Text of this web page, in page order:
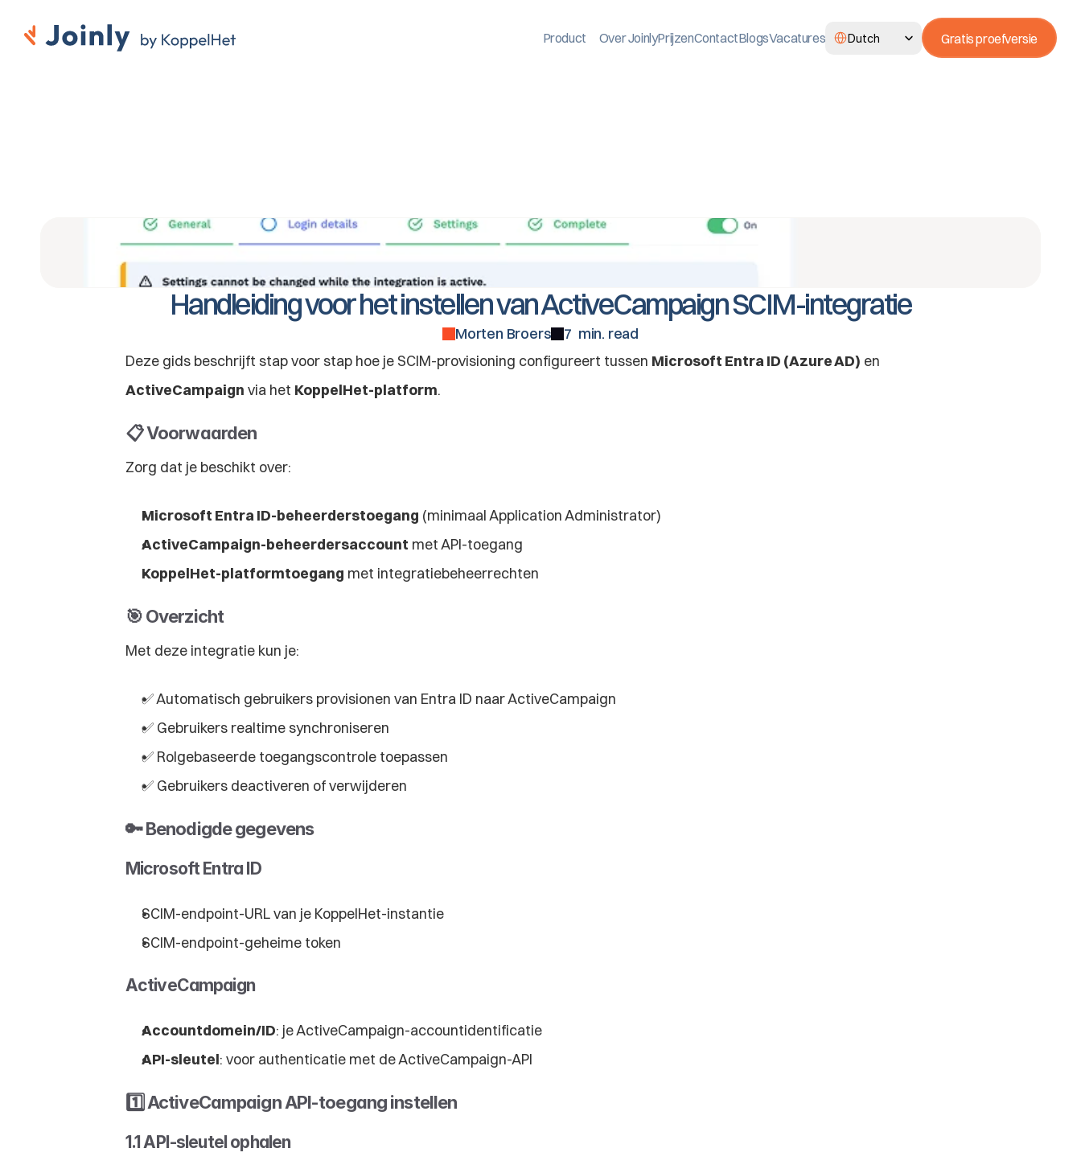
Handleiding voor het instellen van ActiveCampaign SCIM-integratie
Morten Broers
7  min. read
Deze gids beschrijft stap voor stap hoe je SCIM-provisioning configureert tussen Microsoft Entra ID (Azure AD)
ActiveCampaign via het KoppelHet-platform.
📋 Voorwaarden
Zorg dat je beschikt over:
Microsoft Entra ID-beheerderstoegang (minimaal Application Administrator)
ActiveCampaign-beheerdersaccount met API-toegang
KoppelHet-platformtoegang met integratiebeheerrechten
🎯 Overzicht
Met deze integratie kun je:
✅ Automatisch gebruikers provisionen van Entra ID naar ActiveCampaign
✅ Gebruikers realtime synchroniseren
✅ Rolgebaseerde toegangscontrole toepassen
✅ Gebruikers deactiveren of verwijderen
🔑 Benodigde gegevens
Microsoft Entra ID
SCIM-endpoint-URL van je KoppelHet-instantie
SCIM-endpoint-geheime token
ActiveCampaign
Accountdomein/ID: je ActiveCampaign-accountidentificatie
API-sleutel: voor authenticatie met de ActiveCampaign-API
1️⃣ ActiveCampaign API-toegang instellen
1.1 API-sleutel ophalen
Product Over JoinlyPrijzenContactBlogsVacatures Dutch Gratis proefversie